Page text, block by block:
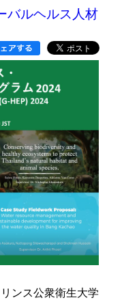
バルヘルス人材
ンス公衆衛生大学